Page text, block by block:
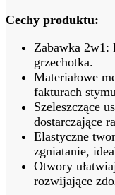
Cechy produktu:
Zabawka 2w1:
grzechotka.
Materiałowe
fakturach
Szeleszczące
dostarczające
Elastyczne
zgniatanie,
Otwory
rozwijające